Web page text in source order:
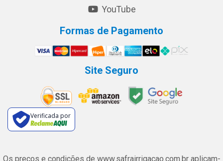
YouTube
Formas de Pagamento
Site Seguro
Verificada por
Os preços e condições de www.safrairrigacao.com.br aplicam-